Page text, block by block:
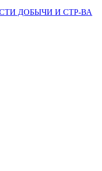
ДОБЫЧИ И СТР-ВА